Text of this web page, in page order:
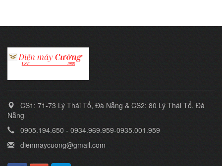
CS1: 71-73 Lý Thái Tổ, Đà Nẵng & CS2: 80 Lý Thái Tổ, Đà
Nẵng
0905.194.650 - 0934.969.959-0935.001.959
dienmaycuong@gmail.com